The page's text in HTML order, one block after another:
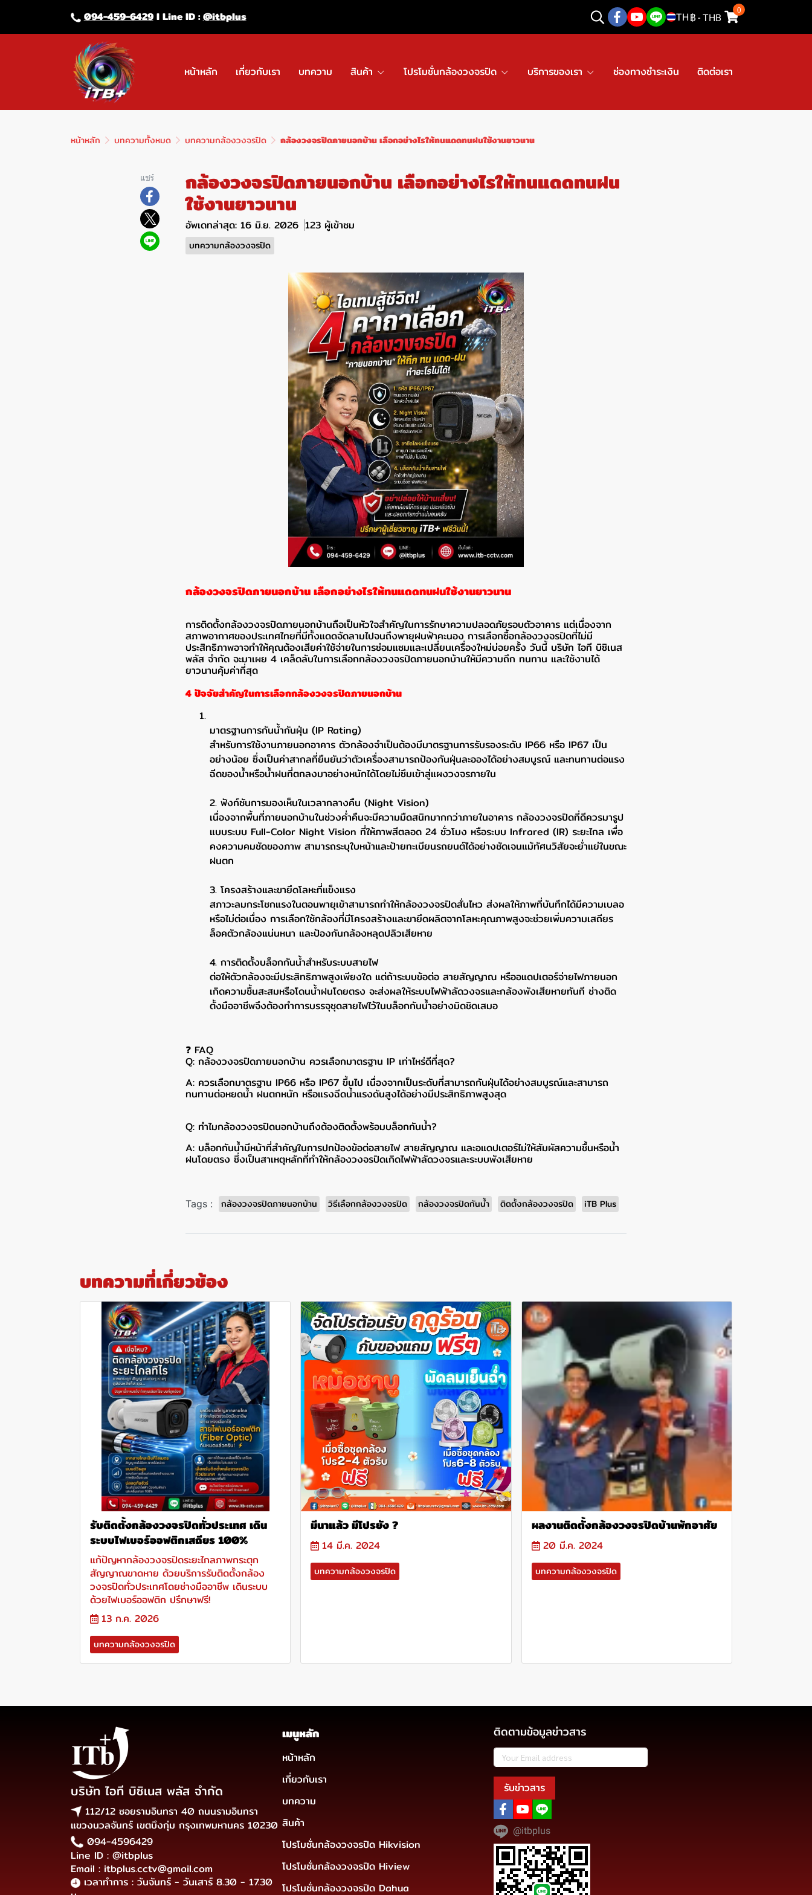
094-459-6429l Line lD :@itbplus TH ฿ - THB
0
หน้าหลัก เกี่ยวกับเรา บทความ สินค้า โปรโมชั่นกล้องวงจรปิด บริการของเรา ช่องทางชำระเงิน ติดต่อเรา
หน้าหลัก บทความทั้งหมด บทความกล้องวงจรปิด กล้องวงจรปิดภายนอกบ้าน เลือกอย่างไรให้ทนแดดทนฝนใช้งานยาวนาน
แชร์ กล้องวงจรปิดภายนอกบ้าน เลือกอย่างไรให้ทนแดดทนฝน
ใช้งานยาวนาน
อัพเดทล่าสุด: 16 มิ.ย. 2026 123 ผู้เข้าชม
บทความกล้องวงจรปิด
กล้องวงจรปิดภายนอกบ้าน เลือกอย่างไรให้ทนแดดทนฝนใช้งานยาวนาน
การติดตั้งกล้องวงจรปิดภายนอกบ้านถือเป็นหัวใจสำคัญในการรักษาความปลอดภัยรอบตัวอาคาร แต่เนื่องจาก
สภาพอากาศของประเทศไทยที่มีทั้งแดดจัดลามไปจนถึงพายุฝนฟ้าคะนอง การเลือกซื้อกล้องวงจรปิดที่ไม่มี
ประสิทธิภาพอาจทำให้คุณต้องเสียค่าใช้จ่ายในการซ่อมแซมและเปลี่ยนเครื่องใหม่บ่อยครั้ง วันนี้ บริษัท ไอที บิซิเนส
พลัส จำกัด จะมาเผย 4 เคล็ดลับในการเลือกกล้องวงจรปิดภายนอกบ้านให้มีความถึก ทนทาน และใช้งานได้
ยาวนานคุ้มค่าที่สุด
4 ปัจจัยสำคัญในการเลือกกล้องวงจรปิดภายนอกบ้าน
มาตรฐานการกันน้ำกันฝุ่น (IP Rating)
สำหรับการใช้งานภายนอกอาคาร ตัวกล้องจำเป็นต้องมีมาตรฐานการรับรองระดับ IP66 หรือ IP67 เป็น
อย่างน้อย ซึ่งเป็นค่าสากลที่ยืนยันว่าตัวเครื่องสามารถป้องกันฝุ่นละอองได้อย่างสมบูรณ์ และทนทานต่อแรง
ฉีดของน้ำหรือน้ำฝนที่ตกลงมาอย่างหนักได้โดยไม่ซึมเข้าสู่แผงวงจรภายใน
2. ฟังก์ชันการมองเห็นในเวลากลางคืน (Night Vision)
เนื่องจากพื้นที่ภายนอกบ้านในช่วงค่ำคืนจะมีความมืดสนิทมากกว่าภายในอาคาร กล้องวงจรปิดที่ดีควรมารูป
แบบระบบ Full-Color Night Vision ที่ให้ภาพสีตลอด 24 ชั่วโมง หรือระบบ Infrared (IR) ระยะไกล เพื่อ
คงความคมชัดของภาพ สามารถระบุใบหน้าและป้ายทะเบียนรถยนต์ได้อย่างชัดเจนแม้ทัศนวิสัยจะย่ำแย่ในขณะ
ฝนตก
3. โครงสร้างและขายึดโลหะที่แข็งแรง
สภาวะลมกระโชกแรงในตอนพายุเข้าสามารถทำให้กล้องวงจรปิดสั่นไหว ส่งผลให้ภาพที่บันทึกได้มีความเบลอ
หรือไม่ต่อเนื่อง การเลือกใช้กล้องที่มีโครงสร้างและขายึดผลิตจากโลหะคุณภาพสูงจะช่วยเพิ่มความเสถียร
ล็อคตัวกล้องแน่นหนา และป้องกันกล้องหลุดปลิวเสียหาย
4. การติดตั้งบล็อกกันน้ำสำหรับระบบสายไฟ
ต่อให้ตัวกล้องจะมีประสิทธิภาพสูงเพียงใด แต่ถ้าระบบข้อต่อ สายสัญญาณ หรืออแดปเตอร์จ่ายไฟภายนอก
เกิดความชื้นสะสมหรือโดนน้ำฝนโดยตรง จะส่งผลให้ระบบไฟฟ้าลัดวงจรและกล้องพังเสียหายทันที ช่างติด
ตั้งมืออาชีพจึงต้องทำการบรรจุชุดสายไฟไว้ในบล็อกกันน้ำอย่างมิดชิดเสมอ
❓ FAQ
Q: กล้องวงจรปิดภายนอกบ้าน ควรเลือกมาตรฐาน IP เท่าไหร่ดีที่สุด?
A: ควรเลือกมาตรฐาน IP66 หรือ IP67 ขึ้นไป เนื่องจากเป็นระดับที่สามารถกันฝุ่นได้อย่างสมบูรณ์และสามารถ
ทนทานต่อหยดน้ำ ฝนตกหนัก หรือแรงฉีดน้ำแรงดันสูงได้อย่างมีประสิทธิภาพสูงสุด
Q: ทำไมกล้องวงจรปิดนอกบ้านถึงต้องติดตั้งพร้อมบล็อกกันน้ำ?
A: บล็อกกันน้ำมีหน้าที่สำคัญในการปกป้องข้อต่อสายไฟ สายสัญญาณ และอแดปเตอร์ไม่ให้สัมผัสความชื้นหรือน้ำ
ฝนโดยตรง ซึ่งเป็นสาเหตุหลักที่ทำให้กล้องวงจรปิดเกิดไฟฟ้าลัดวงจรและระบบพังเสียหาย
Tags : กล้องวงจรปิดภายนอกบ้าน วิธีเลือกกล้องวงจรปิด กล้องวงจรปิดกันน้ำ ติดตั้งกล้องวงจรปิด iTB Plus
บทความที่เกี่ยวข้อง
รับติดตั้งกล้องวงจรปิดทั่วประเทศ เดิน
ระบบไฟเบอร์ออฟติกเสถียร 100%
แก้ปัญหากล้องวงจรปิดระยะไกลภาพกระตุก
สัญญาณขาดหาย ด้วยบริการรับติดตั้งกล้อง
วงจรปิดทั่วประเทศโดยช่างมืออาชีพ เดินระบบ
ด้วยไฟเบอร์ออฟติก ปรึกษาฟรี!
13 ก.ค. 2026
บทความกล้องวงจรปิด
มีนาแล้ว มีโปรยัง ?
14 มี.ค. 2024
บทความกล้องวงจรปิด
ผลงานติดตั้งกล้องวงจรปิดบ้านพักอาศัย
20 มี.ค. 2024
บทความกล้องวงจรปิด
บริษัท ไอที บิซิเนส พลัส จำกัด
112/12 ซอยรามอินทรา 40 ถนนรามอินทรา
แขวงนวลจันทร์ เขตบึงกุ่ม กรุงเทพมหานคร 10230
094-4596429
Line ID : @itbplus
Email : itbplus.cctv@gmail.com
เวลาทำการ : วันจันทร์ - วันเสาร์ 8.30 - 17.30
เมนูหลัก
หน้าหลัก
เกี่ยวกับเรา
บทความ
สินค้า
โปรโมชั่นกล้องวงจรปิด Hikvision
โปรโมชั่นกล้องวงจรปิด Hiview
โปรโมชั่นกล้องวงจรปิด Dahua
ติดตามข้อมูลข่าวสาร
รับข่าวสาร
@itbplus